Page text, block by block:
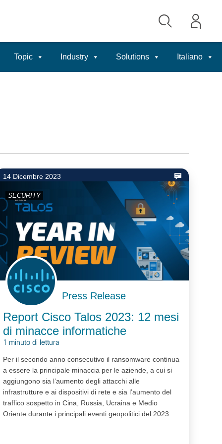
Topic Industry Solutions Italiano
14 Dicembre 2023
SECURITY
Press Release
Report Cisco Talos 2023: 12 mesi
di minacce informatiche
1 minuto di lettura
Per il secondo anno consecutivo il ransomware continua
a essere la principale minaccia per le aziende, a cui si
aggiungono sia l’aumento degli attacchi alle
infrastrutture e ai dispositivi di rete e sia l’aumento del
traffico sospetto in Cina, Russia, Ucraina e Medio
Oriente durante i principali eventi geopolitici del 2023.